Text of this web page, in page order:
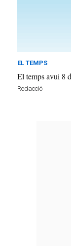
EL TEMPS
El temps avui 8
Redacció